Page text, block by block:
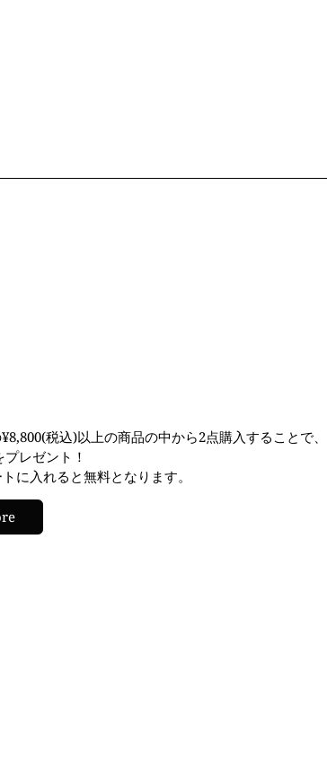
税込)以上の商品の中から2点購入することで、
レゼント！
に入れると無料となります。